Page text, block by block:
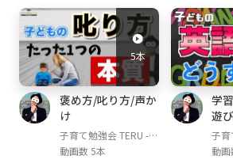
▼TERUのプロフィール
幼児教育講師。これまで1,200人
もの教育に従事。
YouTube『子育て勉強会TERU
録者110,000人超(2024年7月時点)
幼児教育現場で培った知識を世の
届けし、1人でも多くの方が笑顔で
して子どももイキイキと成長でき
児の実現を目的として活動中。特
5本
褒め方/叱り方/声か
け
子育て勉強会 TERU -子
育て・育児の悩みや不
動画数 5本
学
遊
子育
育て
動画